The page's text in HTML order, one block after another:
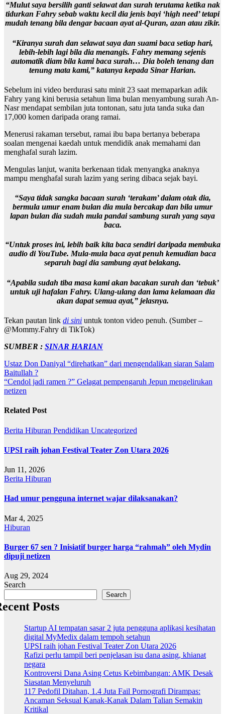
“Mulut saya bersilih ganti selawat dan surah terutama ketika nak
tidurkan Fahry sebab waktu kecil dia jenis bayi ‘high need’ tetapi
mudah tenang bila dengar bacaan ayat al-Quran, azan atau zikir.
“Kiranya surah dan selawat saya dan suami baca setiap hari,
lebih-lebih lagi bila dia menangis. Fahry memang sejenis
automatik diam bila kami baca surah… Dia boleh tenang dan
tenung mata kami,” katanya kepada Sinar Harian.
Sebelum ini video berdurasi satu minit 23 saat memaparkan adik
Fahry yang kini berusia setahun lima bulan menyambung surah An-
Nasr mendapat sembilan juta tontonan, satu juta tanda suka dan
17,000 komen daripada orang ramai.
Menerusi rakaman tersebut, ramai ibu bapa bertanya beberapa
soalan mengenai kaedah untuk mendidik anak memahami dan
menghafal surah lazim.
Mengulas lanjut, wanita berkenaan tidak menyangka anaknya
mampu menghafal surah lazim yang sering dibaca sejak bayi.
“Saya tidak sangka bacaan surah ‘terakam’ dalam otak dia,
bermula umur enam bulan dia mula bercakap dan bila umur
lapan bulan dia sudah mula pandai sambung surah yang saya
baca.
“Untuk proses ini, lebih baik kita baca sendiri daripada membuka
audio di YouTube. Mula-mula baca ayat penuh kemudian baca
separuh bagi dia sambung ayat belakang.
“Apabila sudah tiba masa kami akan bacakan surah dan ‘tebuk’
untuk uji hafalan Fahry. Ulang-ulang dan lama kelamaan dia
akan dapat semua ayat,” jelasnya.
Tekan pautan link di sini untuk tonton video penuh. (Sumber –
@Mommy.Fahry di TikTok)
SUMBER : SINAR HARIAN
Post
navigation
Ustaz Don Daniyal “direhatkan” dari mengendalikan siaran Salam
Baitullah ?
“Cendol jadi ramen ?” Gelagat pempengaruh Jepun mengelirukan
netizen
Related Post
Berita Hiburan Pendidikan Uncategorized
UPSI raih johan Festival Teater Zon Utara 2026
Jun 11, 2026
Berita Hiburan
Had umur pengguna internet wajar dilaksanakan?
Mar 4, 2025
Hiburan
Burger 67 sen ? Inisiatif burger harga “rahmah” oleh Mydin
dipuji netizen
Aug 29, 2024
Search
Search
Posts
Startup AI tempatan sasar 2 juta pengguna aplikasi kesihatan
digital MyMedix dalam tempoh setahun
UPSI raih johan Festival Teater Zon Utara 2026
Rafizi perlu tampil beri penjelasan isu dana asing, khianat
negara
Kontroversi Dana Asing Cetus Kebimbangan: AMK Desak
Siasatan Menyeluruh
117 Pedofil Ditahan, 1.4 Juta Fail Pornografi Dirampas:
Ancaman Seksual Kanak-Kanak Dalam Talian Semakin
Kritikal